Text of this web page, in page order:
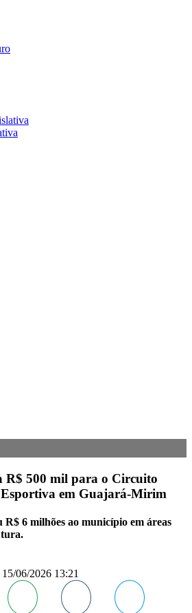
R$ 500 mil para o Circuito
Esportiva em Guajará-Mirim
6 milhões ao município em áreas
15/06/2026 13:21